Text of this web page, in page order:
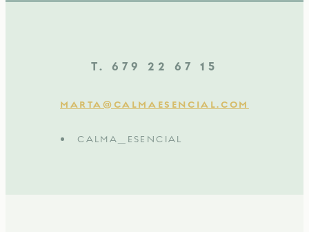
T. 679 22 67 15
MARTA@CALMAESENCIAL.COM
CALMA_ESENCIAL